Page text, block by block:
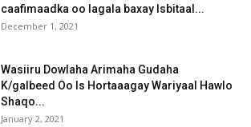
caafimaadka oo lagala baxay Isbitaal...
December 1, 2021
Wasiiru Dowlaha Arimaha Gudaha
K/galbeed Oo Is Hortaaagay Wariyaal Hawlo
Shaqo...
January 2, 2021